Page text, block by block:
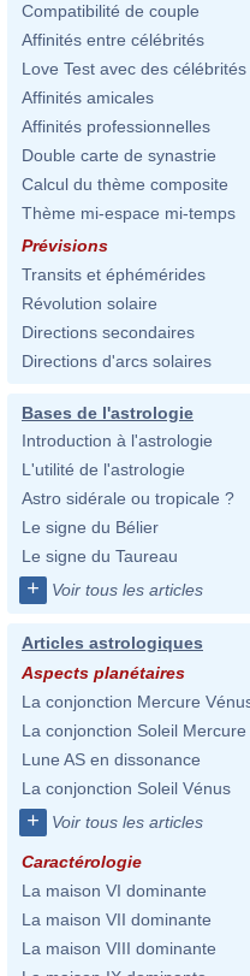
Compatibilité de couple
Affinités entre célébrités
Love Test avec des célébrités
Affinités amicales
Affinités professionnelles
Double carte de synastrie
Calcul du thème composite
Thème mi-espace mi-temps
Prévisions
Transits et éphémérides
Révolution solaire
Directions secondaires
Directions d'arcs solaires
Bases de l'astrologie
Introduction à l'astrologie
L'utilité de l'astrologie
Astro sidérale ou tropicale ?
Le signe du Bélier
Le signe du Taureau
+ Voir tous les articles
Articles astrologiques
Aspects planétaires
La conjonction Mercure
La conjonction Soleil Mercure
Lune AS en dissonance
La conjonction Soleil Vénus
+ Voir tous les articles
Caractérologie
La maison VI dominante
La maison VII dominante
La maison VIII dominante